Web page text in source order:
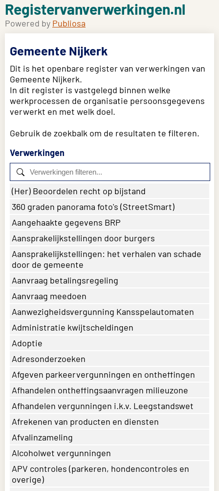
Registervanverwerkingen.nl
Powered by Publiosa
Gemeente Nijkerk
Dit is het openbare register van verwerkingen van
Gemeente Nijkerk.
In dit register is vastgelegd binnen welke
werkprocessen de organisatie persoonsgegevens
verwerkt en met welk doel.
Gebruik de zoekbalk om de resultaten te filteren.
Verwerkingen
(Her) Beoordelen recht op bijstand
360 graden panorama foto's (StreetSmart)
Aangehaakte gegevens BRP
Aansprakelijkstellingen door burgers
Aansprakelijkstellingen: het verhalen van schade
door de gemeente
Aanvraag betalingsregeling
Aanvraag meedoen
Aanwezigheidsvergunning Kansspelautomaten
Administratie kwijtscheldingen
Adoptie
Adresonderzoeken
Afgeven parkeervergunningen en ontheffingen
Afhandelen ontheffingsaanvragen milieuzone
Afhandelen vergunningen i.k.v. Leegstandswet
Afrekenen van producten en diensten
Afvalinzameling
Alcoholwet vergunningen
APV controles (parkeren, hondencontroles en
overige)